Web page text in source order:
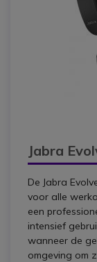
Jabra
De Jabra
voor alle
een
intensief
wanneer de
omgeving om